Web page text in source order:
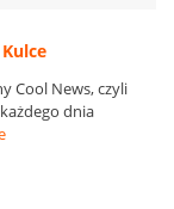
Cool News, czyli
dnia